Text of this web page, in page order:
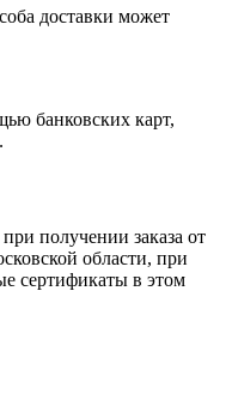
доставки может
банковских карт,
получении заказа от
области, при
сертификаты в этом